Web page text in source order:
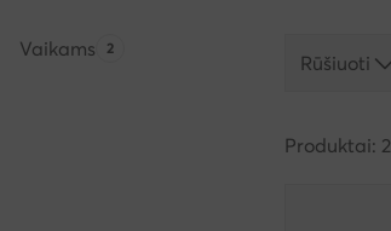
Vaikams Produktų skaičius:
2
Rūšiuoti
Produktai: 2